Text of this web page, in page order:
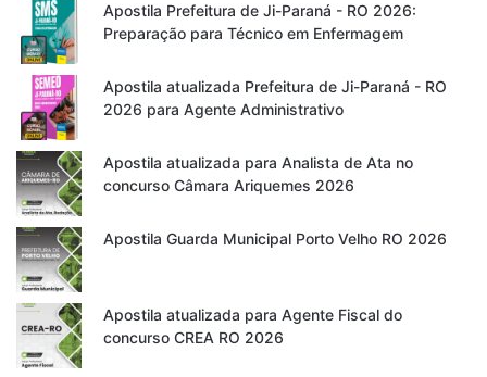
Apostila Prefeitura de Ji-Paraná - RO 2026:
Preparação para Técnico em Enfermagem
Apostila atualizada Prefeitura de Ji-Paraná - RO
2026 para Agente Administrativo
Apostila atualizada para Analista de Ata no
concurso Câmara Ariquemes 2026
Apostila Guarda Municipal Porto Velho RO 2026
Apostila atualizada para Agente Fiscal do
concurso CREA RO 2026